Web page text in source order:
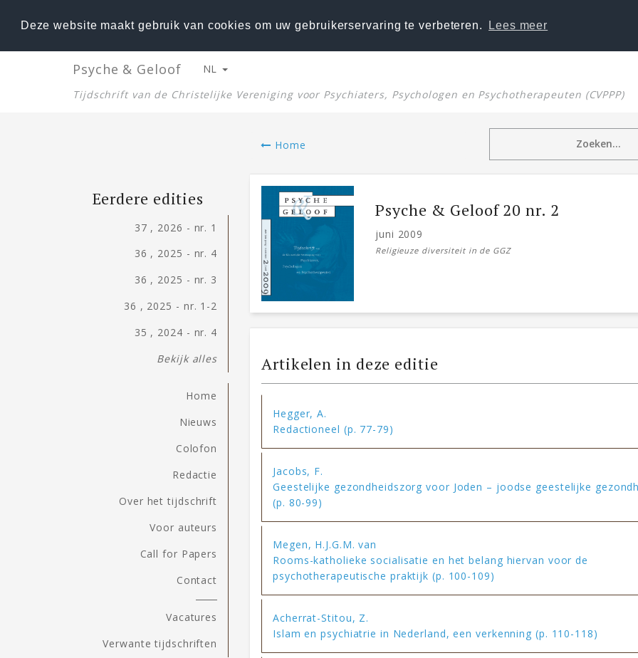
Deze website maakt gebruik van cookies om uw gebruikerservaring te verbeteren. Lees meer
Psyche & Geloof NL
Tijdschrift van de Christelijke Vereniging voor Psychiaters, Psychologen en Psychotherapeuten (CVPPP)
Home
Eerdere edities
37 , 2026 - nr. 1
36 , 2025 - nr. 4
36 , 2025 - nr. 3
36 , 2025 - nr. 1-2
35 , 2024 - nr. 4
Bekijk alles
Home
Nieuws
Colofon
Redactie
Over het tijdschrift
Voor auteurs
Call for Papers
Contact
Vacatures
Verwante tijdschriften
Psyche & Geloof 20 nr. 2
juni 2009
Religieuze diversiteit in de GGZ
Artikelen in deze editie
Hegger, A.
Redactioneel (p. 77-79)
Jacobs, F.
Geestelijke gezondheidszorg voor Joden – joodse geestelijke
(p. 80-99)
Megen, H.J.G.M. van
Rooms-katholieke socialisatie en het belang hiervan voor de
psychotherapeutische praktijk (p. 100-109)
Acherrat-Stitou, Z.
Islam en psychiatrie in Nederland, een verkenning (p. 110-118)